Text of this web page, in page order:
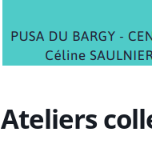
Ateliers